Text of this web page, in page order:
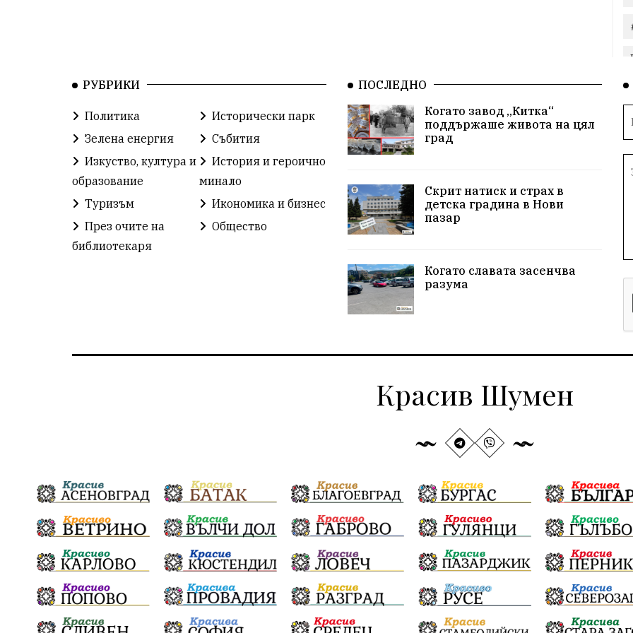
РУБРИКИ
Политика
Исторически парк
Зелена енергия
Събития
Изкуство, култура и
образование
История и героично
минало
Туризъм
Икономика и бизнес
През очите на
библиотекаря
Общество
ПОСЛЕДНО
Когато завод „Китка“
поддържаше живота на цял
град
Скрит натиск и страх в
детска градина в Нови
пазар
Когато славата засенчва
разума
Красив Шумен